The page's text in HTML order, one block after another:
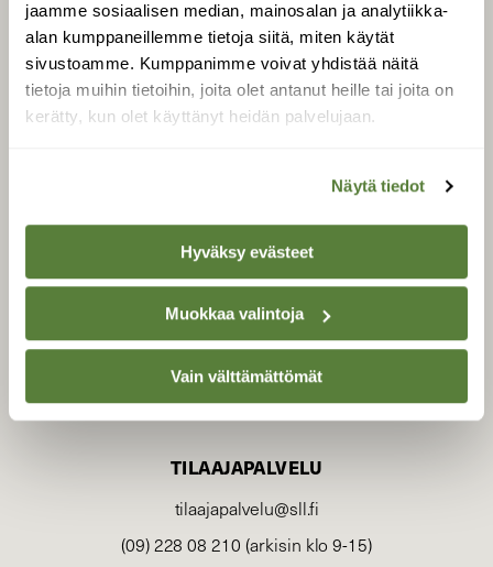
jaamme sosiaalisen median, mainosalan ja analytiikka-
alan kumppaneillemme tietoja siitä, miten käytät
sivustoamme. Kumppanimme voivat yhdistää näitä
tietoja muihin tietoihin, joita olet antanut heille tai joita on
kerätty, kun olet käyttänyt heidän palvelujaan.
Näytä tiedot
Hyväksy evästeet
Muokkaa valintoja
Vain välttämättömät
SUOMEN LUONNON­
SUOJELU­LIITTO
Suomen Luonto -lehden
luonnonsuojelu­liitto.
TILAAJAPALVELU
tilaajapalvelu@sll.fi
(09) 228 08 210 (arkisin klo 9-15)